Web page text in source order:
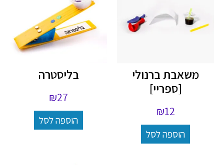
משאבת ברנולי
[ספריי]
₪12
הוספה לסל
בליסטרה
₪27
הוספה לסל